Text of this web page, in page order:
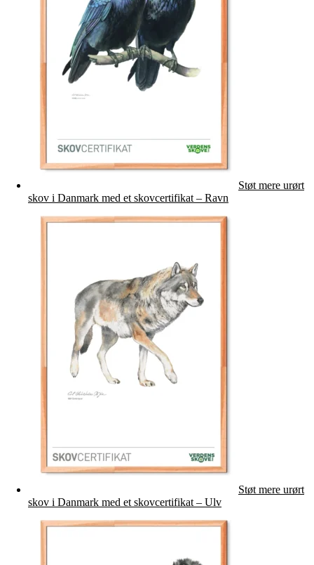
Støt mere urørt
skov i Danmark med et skovcertifikat – Ravn
Støt mere urørt
skov i Danmark med et skovcertifikat – Ulv